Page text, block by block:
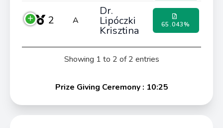
2 A
Dr.
Lipóczki
Krisztina 65.043%
Showing 1 to 2 of 2 entries
Prize Giving Ceremony : 10:25